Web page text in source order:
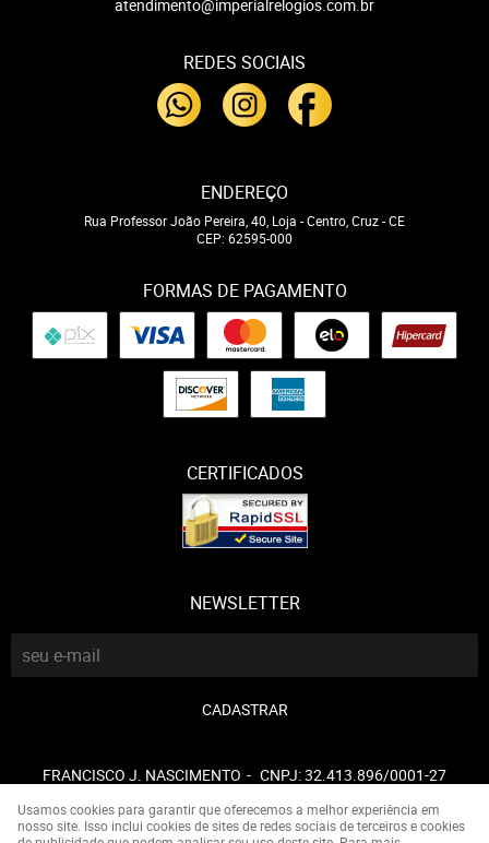
atendimento@imperialrelogios.com.br
REDES SOCIAIS
ENDEREÇO
Rua Professor João Pereira, 40, Loja -Centro, Cruz-CE
CEP: 62595-000
FORMAS DE PAGAMENTO
CERTIFICADOS
NEWSLETTER
CADASTRAR
FRANCISCO J. NASCIMENTO CNPJ: 32.413.896/0001-27
Usamos cookies para garantir que oferecemos a melhor experiência em
nosso site. Isso inclui cookies de sites de redes sociais de terceiros e cookies